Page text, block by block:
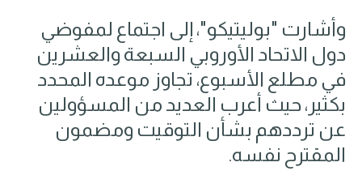
وأشارت "بوليتيكو"، إلى اجتماع لمفوضي
دول الاتحاد الأوروبي السبعة والعشرين
في مطلع الأسبوع، تجاوز موعده المحدد
بكثير، حيث أعرب العديد من المسؤولين
عن ترددهم بشأن التوقيت ومضمون
المقترح نفسه.